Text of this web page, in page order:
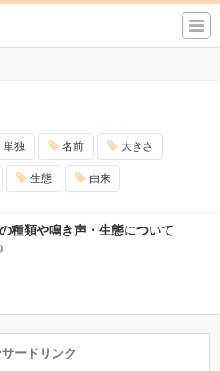
単独 名前 大きさ
生態 由来
種類や鳴き声・生態について
ードリンク